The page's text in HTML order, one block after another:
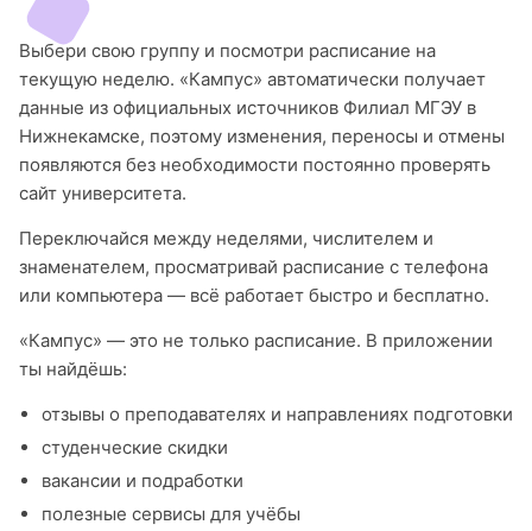
Выбери свою группу и посмотри расписание на
текущую неделю. «Кампус» автоматически получает
данные из официальных источников Филиал МГЭУ в
Нижнекамске, поэтому изменения, переносы и отмены
появляются без необходимости постоянно проверять
сайт университета.
Переключайся между неделями, числителем и
знаменателем, просматривай расписание с телефона
или компьютера — всё работает быстро и бесплатно.
«Кампус» — это не только расписание. В приложении
ты найдёшь:
отзывы о преподавателях и направлениях подготовки
студенческие скидки
вакансии и подработки
полезные сервисы для учёбы